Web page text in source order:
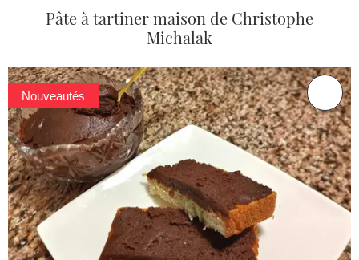
Pâte à tartiner maison de Christophe
Michalak
Nouveautés